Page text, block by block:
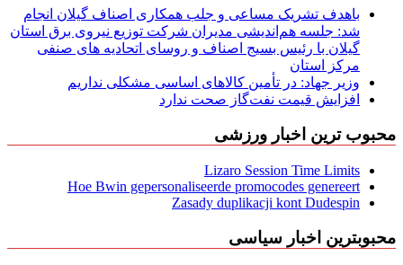
باهدف تشریک مساعی و جلب همکاری اصناف گیلان انجام
شد: جلسه هم‌اندیشی مدیران شركت توزیع نیروی برق استان
گیلان با رئیس بسیج اصناف و روسای اتحادیه های صنفی
مركز استان
وزیر جهاد: در تأمین کالاهای اساسی مشکلی نداریم
افزایش قیمت نفت‌گاز صحت ندارد
محبوب ترین اخبار ورزشی
Lizaro Session Time Limits
Hoe Bwin gepersonaliseerde promocodes genereert
Zasady duplikacji kont Dudespin
محبوبترین اخبار سیاسی